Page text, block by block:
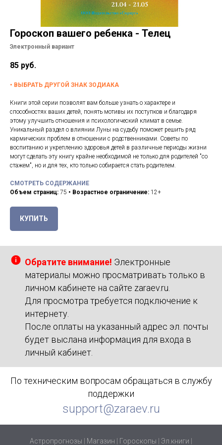
Подписки
Курсы лекций
Контакты
Гороскоп вашего ребенка - Телец
Электронный вариант
85 руб.
• ВЫБРАТЬ ДРУГОЙ ЗНАК ЗОДИАКА
Книги этой серии позволят вам больше узнать о характере и
способностях ваших детей, понять мотивы их поступков и благодаря
этому улучшить отношения и психологический климат в семье.
Уникальный раздел о влиянии Луны на судьбу поможет решить ряд
кармических проблем в отношении с родственниками. Советы по
воспитанию и укреплению здоровья детей в различные периоды жизни
могут сделать эту книгу крайне необходимой не только для родителей "со
стажем", но и для тех, кто только собирается стать родителем.
СМОТРЕТЬ СОДЕРЖАНИЕ
Объем страниц: 75 • Возрастное ограничение: 12+
КУПИТЬ
Обратите внимание! Электронные
материалы можно просматривать только в
личном кабинете на сайте zaraev.ru.
Для просмотра требуется подключение к
интернету.
После оплаты на указанный адрес эл. почты
будет выслана информация для входа в
личный кабинет.
По техническим вопросам обращаться в службу
поддержки
support@zaraev.ru
Астропрогнозы Магазин Гороскопы Эл.книги